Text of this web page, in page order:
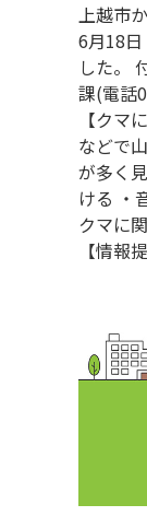
上越市
6月18
した。
課(電話
【クマ
などで
が多く
ける ・
クマに
【情報